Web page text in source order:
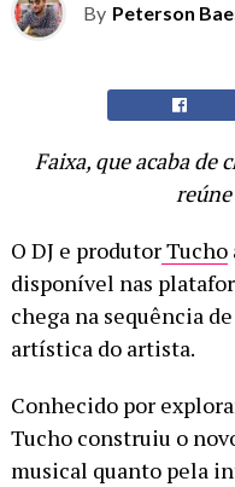
By Peterson
Faixa, que acaba de
O DJ e produtorTucho
disponível nas
chega na sequência de
artística do artista.
Conhecido por
Tucho construiu o
musical quanto pela